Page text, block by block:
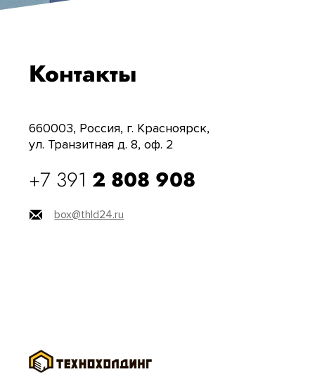
Контакты
660003, Россия, г. Красноярск,
ул. Транзитная д. 8, оф. 2
+7 3912 808 908
box@thld24.ru